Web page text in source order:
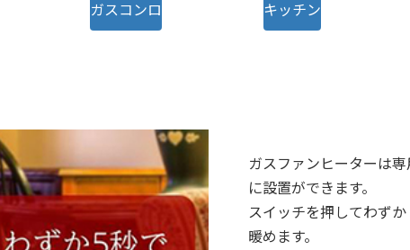
ガスコンロ キッチン
ガスファンヒーターは
に設置ができます。
スイッチを押してわず
暖めます。